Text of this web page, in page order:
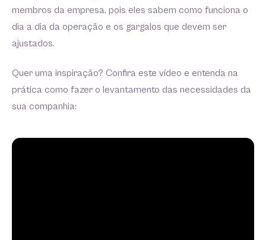
membros da empresa, pois eles sabem como funciona o
dia a dia da operação e os gargalos que devem ser
ajustados.
Quer uma inspiração? Confira este vídeo e entenda na
prática como fazer o levantamento das necessidades da
sua companhia: